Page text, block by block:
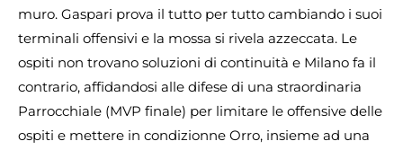
muro. Gaspari prova il tutto per tutto cambiando i suoi
terminali offensivi e la mossa si rivela azzeccata. Le
ospiti non trovano soluzioni di continuità e Milano fa il
contrario, affidandosi alle difese di una straordinaria
Parrocchiale (MVP finale) per limitare le offensive delle
ospiti e mettere in condizionne Orro, insieme ad una